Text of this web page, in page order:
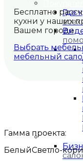
Где
Для
Бесплатно
кухни у наших
Вашем городе
Выбрать
мебельный
Гамма проекта:
БелыйСветло-